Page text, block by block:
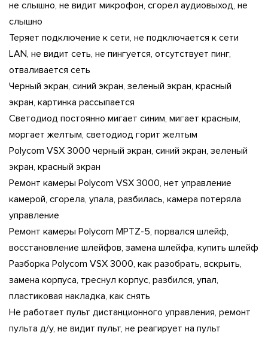
не слышно, не видит микрофон, сгорел аудиовыход, не
слышно
Теряет подключение к сети, не подключается к сети
LAN, не видит сеть, не пингуется, отсутствует пинг,
отваливается сеть
Черный экран, синий экран, зеленый экран, красный
экран, картинка рассыпается
Светодиод постоянно мигает синим, мигает красным,
моргает желтым, светодиод горит желтым
Polycom VSX 3000 черный экран, синий экран, зеленый
экран, красный экран
Ремонт камеры Polycom VSX 3000, нет управление
камерой, сгорела, упала, разбилась, камера потеряла
управление
Ремонт камеры Polycom MPTZ-5, порвался шлейф,
восстановление шлейфов, замена шлейфа, купить шлейф
Разборка Polycom VSX 3000, как разобрать, вскрыть,
замена корпуса, треснул корпус, разбился, упал,
пластиковая накладка, как снять
Не работает пульт дистанционного управления, ремонт
пульта д/у, не видит пульт, не реагирует на пульт